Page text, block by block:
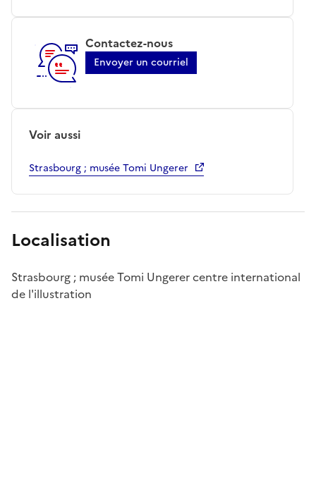
Contactez-nous
Envoyer un courriel
Voir aussi
Strasbourg ; musée Tomi Ungerer
Localisation
Strasbourg ; musée Tomi Ungerer centre international
de l'illustration